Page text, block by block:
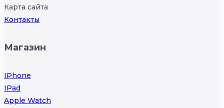
Карта сайта
Контакты
Магазин
IPhone
IPad
Apple Watch